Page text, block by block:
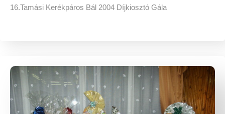
16.Tamási Kerékpáros Bál 2004 Díjkiosztó Gála